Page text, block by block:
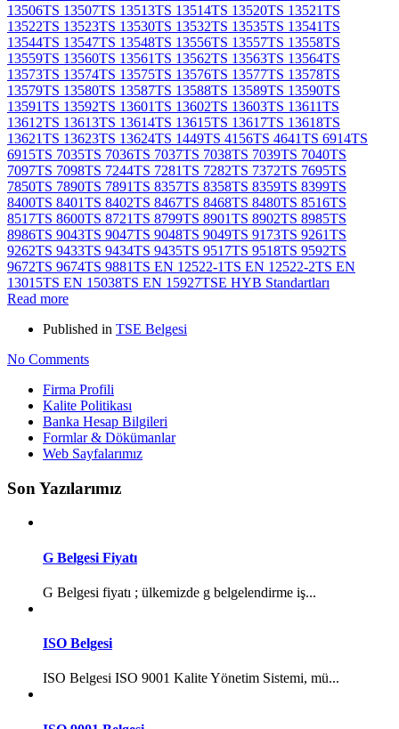
13506TS 13507TS 13513TS 13514TS 13520TS 13521TS
13522TS 13523TS 13530TS 13532TS 13535TS 13541TS
13544TS 13547TS 13548TS 13556TS 13557TS 13558TS
13559TS 13560TS 13561TS 13562TS 13563TS 13564TS
13573TS 13574TS 13575TS 13576TS 13577TS 13578TS
13579TS 13580TS 13587TS 13588TS 13589TS 13590TS
13591TS 13592TS 13601TS 13602TS 13603TS 13611TS
13612TS 13613TS 13614TS 13615TS 13617TS 13618TS
13621TS 13623TS 13624TS 1449TS 4156TS 4641TS 6914TS
6915TS 7035TS 7036TS 7037TS 7038TS 7039TS 7040TS
7097TS 7098TS 7244TS 7281TS 7282TS 7372TS 7695TS
7850TS 7890TS 7891TS 8357TS 8358TS 8359TS 8399TS
8400TS 8401TS 8402TS 8467TS 8468TS 8480TS 8516TS
8517TS 8600TS 8721TS 8799TS 8901TS 8902TS 8985TS
8986TS 9043TS 9047TS 9048TS 9049TS 9173TS 9261TS
9262TS 9433TS 9434TS 9435TS 9517TS 9518TS 9592TS
9672TS 9674TS 9881TS EN 12522-1TS EN 12522-2TS EN
13015TS EN 15038TS EN 15927TSE HYB Standartları
Read more
Published in TSE Belgesi
No Comments
Firma Profili
Kalite Politikası
Banka Hesap Bilgileri
Formlar & Dökümanlar
Web Sayfalarımız
Son Yazılarımız
G Belgesi Fiyatı
G Belgesi fiyatı ; ülkemizde g belgelendirme iş...
ISO Belgesi
ISO Belgesi ISO 9001 Kalite Yönetim Sistemi, mü...